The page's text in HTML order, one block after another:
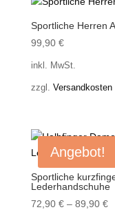
Sportliche Herren
99,90 €
inkl. MwSt.
zzgl. Versandkosten
Angebot!
Sportliche
Lederhandschuhe
72,90 €– 89,90 €